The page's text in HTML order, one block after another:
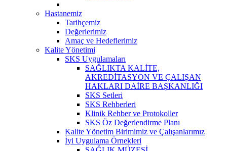
Hastanemiz
Tarihçemiz
Değerlerimiz
Amaç ve Hedeflerimiz
Kalite Yönetimi
SKS Uygulamaları
SAĞLIKTA KALİTE,
AKREDİTASYON VE ÇALIŞAN
HAKLARI DAİRE BAŞKANLIĞI
SKS Setleri
SKS Rehberleri
Klinik Rehber ve Protokoller
SKS Öz Değerlendirme Planı
Kalite Yönetim Birimimiz ve Çalışanlarımız
İyi Uygulama Örnekleri